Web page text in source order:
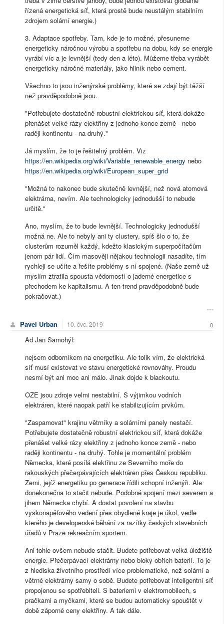
řízená energetická síť, která prostě bude neustálým stabilním
zdrojem solární energie.)
3. Adaptace spotřeby. Tam, kde je to možné, přesuneme
energeticky náročnou výrobu a spotřebu na dobu, kdy se energie
vyrábí víc a je levnější (tedy den a léto). Můžeme třeba vyrábět
energeticky náročné materiály, jako hliník nebo cement.
Všechno to jsou inženýrské problémy, které se zdají být těžší
než pravděpodobně jsou.
"Potřebujete dostatečně robustní elektrickou síť, která dokáže
přenášet velké rázy elektřiny z jednoho konce země - nebo
raději kontinentu - na druhý."
Já myslím, že to je řešitelný problém. Viz
https://en.wikipedia.org/wiki/Variable_renewable_energy nebo
https://en.wikipedia.org/wiki/European_super_grid
"Možná to nakonec bude skutečně levnější, než nová atomová
elektrárna, nevím. Ale technologicky jednodušší to nebude
určitě."
Ano, myslím, že to bude levnější. Technologicky jednodušší
možná ne. Ale to nebyly ani ty clustery, spíš šlo o to, že
clusterům rozuměl každý, kdežto klasickým superpočítačům
jenom pár lidí. Čím masověji nějakou technologii nasadíte, tím
rychleji se učíte a řešíte problémy s ní spojené. (Naše země už
myslím ztratila spousta vědomostí o jaderné energetice s
přechodem ke kapitalismu. A ten trend pravděpodobně bude
pokračovat.)
Pavel Urban 10. čvc. 2019 0
Ad Jan Samohýl:
nejsem odborníkem na energetiku. Ale tolik vím, že elektrická
síť musí existovat ve stavu energetické rovnováhy. Proudu
nesmí být ani moc ani málo. Jinak dojde k blackoutu.
OZE jsou zdroje velmi nestabilní. S výjimkou vodních
elektráren, které naopak patří ke stabilizujícím prvkům.
"Zaspamovat" krajinu větrníky a solárními panely nestačí.
Potřebujete dostatečně robustní elektrickou síť, která dokáže
přenášet velké rázy elektřiny z jednoho konce země - nebo
raději kontinentu - na druhý. Tohle je momentální problém
Německa, které posílá elektřinu ze Severního moře do
rakouských přečerpávajících elektráren přes Českou republiku.
Zemi, jejíž energetiku po generace řídili schopní inženýři. Ale
donekonečna to stačit nebude. Podobné spojení mezi severem a
jihem Německa chybí. A dostat povolení na stavbu
vyskonapěťového vedení přes obydlené kraje je úkol, vedle
kterého je developerské běhání za razítky českých stavebních
úřadů v Praze rekreačním sportem.
Ani tohle ovšem nebude stačit. Budete potřebovat velká úložiště
energie. Přečerpávací elektrárny nebo bloky obřích baterií. To je
z hlediska životního prostředí více problematické, než solární a
větrné elektrárny samy o sobě. Budete potřebovat inteligentní síť
propojenou se spotřebiteli. S bateriemi v elektromobilech, s
pračkami a myčkami, které se budou automaticky spouštět v
době záporné ceny elektřiny. A tak dále.